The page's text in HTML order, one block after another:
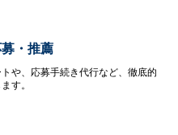
・推薦
や、応募手続き代行など、徹底的
す。